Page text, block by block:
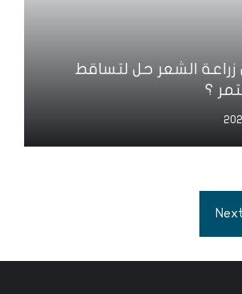
الشعر حل لتساقط
؟